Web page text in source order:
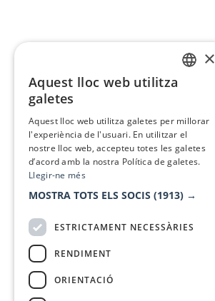
×
Aquest lloc web utilitza
galetes
Aquest lloc web utilitza galetes per millorar
l'experiència de l'usuari. En utilitzar el
nostre lloc web, accepteu totes les galetes
d’acord amb la nostra Política de galetes.
Llegir-ne més
MOSTRA TOTS ELS SOCIS (1913) →
ESTRICTAMENT NECESSÀRIES
RENDIMENT
ORIENTACIÓ